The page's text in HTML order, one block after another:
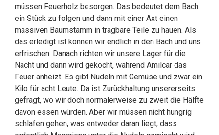
müssen Feuerholz besorgen. Das bedeutet dem Bach
ein Stück zu folgen und dann mit einer Axt einen
massiven Baumstamm in tragbare Teile zu hauen. Als
das erledigt ist können wir endlich in den Bach und uns
erfrischen. Danach richten wir unsere Lager für die
Nacht und dann wird gekocht, während Amilcar das
Feuer anheizt. Es gibt Nudeln mit Gemüse und zwar ein
Kilo für acht Leute. Da ist Zurückhaltung unsererseits
gefragt, wo wir doch normalerweise zu zweit die Hälfte
davon essen würden. Aber wir müssen nicht hungrig
schlafen gehen, was entweder daran liegt, dass